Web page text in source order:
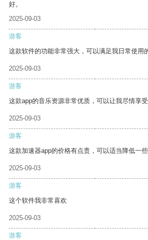
好。
2025-09-03
游客
这款软件的功能非常强大，可以满足我日常使用
2025-09-03
游客
这款app的音乐资源非常优质，可以让我尽情享受
2025-09-03
游客
这款加速器app的价格有点贵，可以适当降低一些
2025-09-03
游客
这个软件我非常喜欢
2025-09-03
游客